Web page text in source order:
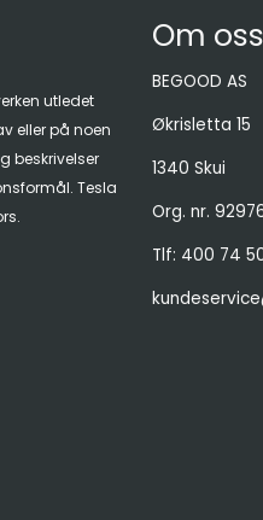
utledet
eller på noen
beskrivelser
Tesla
Om oss
BEGOOD AS
Økrisletta 15
1340 Skui
Org. nr.
Tlf: 400 74